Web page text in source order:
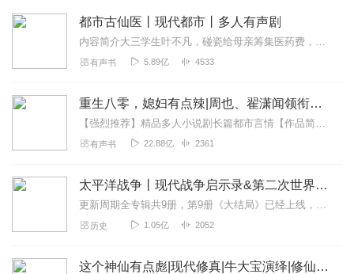
都市古仙医丨现代都市丨多人有声剧
内容简介大三学生叶不凡，碰瓷给母亲筹集医药费，却遇到不按套路出牌的女司机，被撞后获得古医门传承，从此通医术、修功法、玩转都市，赢得无数美女青睐。STAFF出品...
有声书 5.89亿 4533
重生八零，媳妇有点辣|周也、翟潇闻领衔主演《你好1983》 |君颜演播多人有声剧 |经典作品|现代言情
【强烈推荐】精品多人小说剧长篇都市言情【作品简介】父母早逝，家境贫寒，姿色平平，夏晓兰抓了一手烂牌，奋斗了小20年，她当上跨国公司高管，终于将人生的逆境理顺了…...
有声书 22.88亿 2361
太平洋战争丨现代战争启示录&第二次世界大战实录
更新周期全专辑共9册，第9册《大结局》已经上线，欢迎订阅关注！《太平洋战争》系列，全景讲述第二次世界大战中，轴心国主要成员国：日本、美国、英国等同盟国，于19...
历史 1.05亿 2052
这个神仙有点彪|现代修真|牛大宝演绎|修仙爽文|多人有声剧